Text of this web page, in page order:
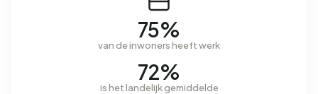
75%
van de inwoners heeft werk
72%
is het landelijk gemiddelde